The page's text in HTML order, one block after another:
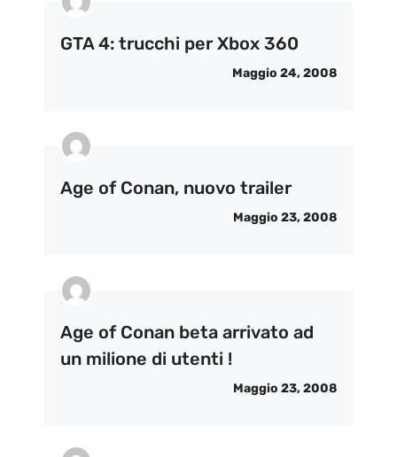
GTA 4: trucchi per Xbox 360
Maggio 24, 2008
Age of Conan, nuovo trailer
Maggio 23, 2008
Age of Conan beta arrivato ad
un milione di utenti !
Maggio 23, 2008